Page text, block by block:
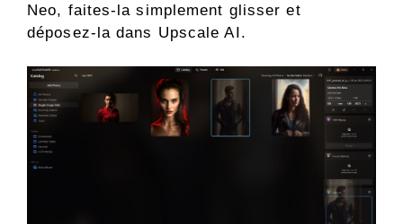
Neo, faites-la simplement glisser et
déposez-la dans Upscale AI.